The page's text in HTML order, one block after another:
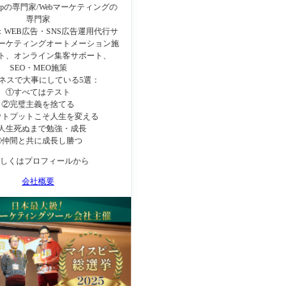
の専門家/Webマーケティングの
専門家
WEB広告・SNS広告運用代行サ
ケティングオートメーション施
、オンライン集客サポート、
SEO・MEO施策
スで大事にしている5選：
①すべてはテスト
②完璧主義を捨てる
プットこそ人生を変える
生死ぬまで勉強・成長
間と共に成長し勝つ
くはプロフィールから
会社概要